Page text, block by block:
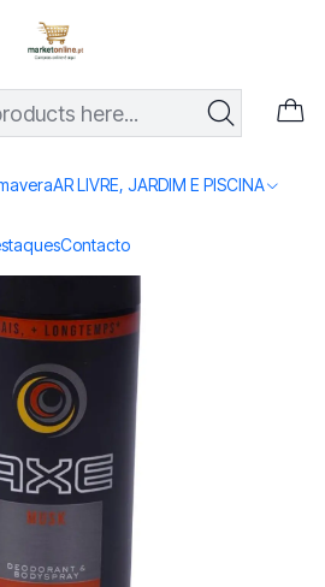
AR LIVRE, JARDIM E PISCINA
Contacto
para casa, jardim e bricolage
AXE DEO SPRAY MUSK 150ML